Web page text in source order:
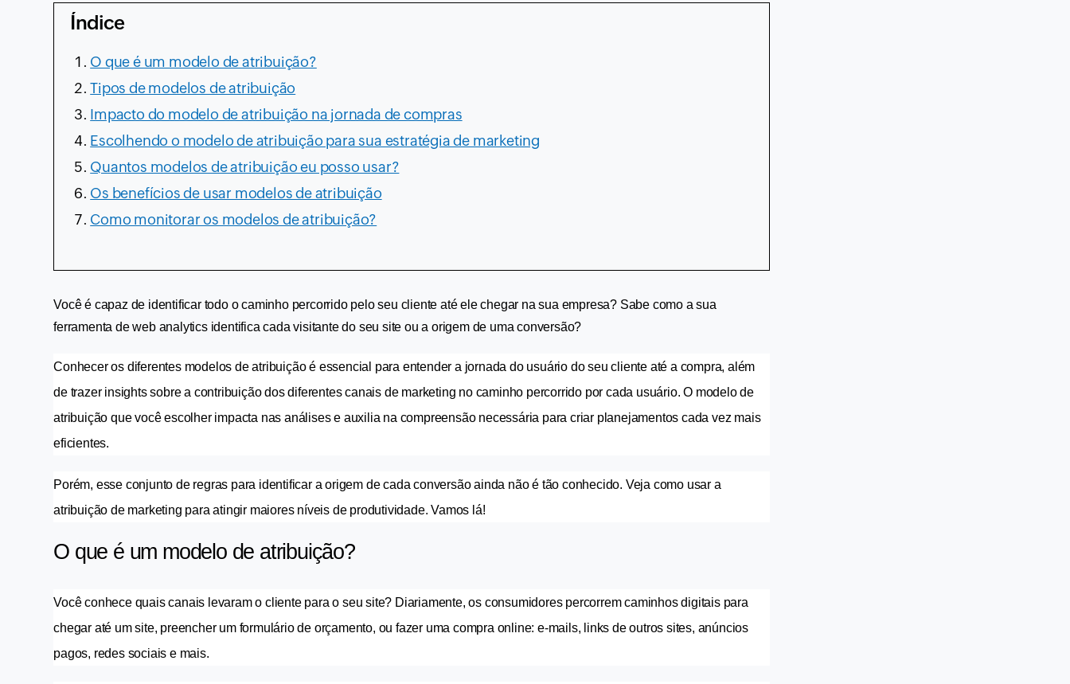
Índice
O que é um modelo de atribuição?
Tipos de modelos de atribuição
Impacto do modelo de atribuição na jornada de compras
Escolhendo o modelo de atribuição para sua estratégia de marketing
Quantos modelos de atribuição eu posso usar?
Os benefícios de usar modelos de atribuição
Como monitorar os modelos de atribuição?
Você é capaz de identificar todo o caminho percorrido pelo seu cliente até ele chegar na sua empresa? Sabe como a sua
ferramenta de web analytics identifica cada visitante do seu site ou a origem de uma conversão?
Conhecer os diferentes modelos de atribuição é essencial para entender a jornada do usuário do seu cliente até a compra, além
de trazer insights sobre a contribuição dos diferentes canais de marketing no caminho percorrido por cada usuário. O modelo de
atribuição que você escolher impacta nas análises e auxilia na compreensão necessária para criar planejamentos cada vez mais
eficientes.
Porém, esse conjunto de regras para identificar a origem de cada conversão ainda não é tão conhecido. Veja como usar a
atribuição de marketing para atingir maiores níveis de produtividade. Vamos lá!
O que é um modelo de atribuição?
Você conhece quais canais levaram o cliente para o seu site? Diariamente, os consumidores percorrem caminhos digitais para
chegar até um site, preencher um formulário de orçamento, ou fazer uma compra online: e-mails, links de outros sites, anúncios
pagos, redes sociais e mais.